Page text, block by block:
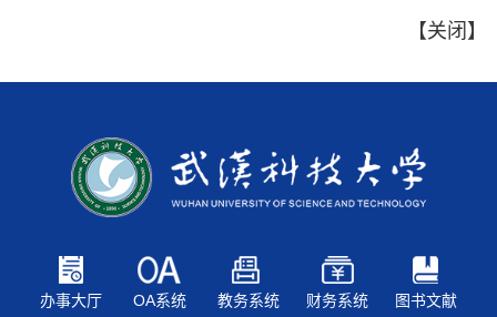
【关闭 】
办事大厅 OA系统 教务系统 财务系统 图书文献